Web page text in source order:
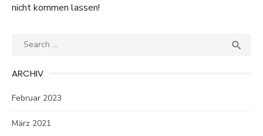
nicht kommen lassen!
Search

ARCHIV
Februar 2023
März 2021